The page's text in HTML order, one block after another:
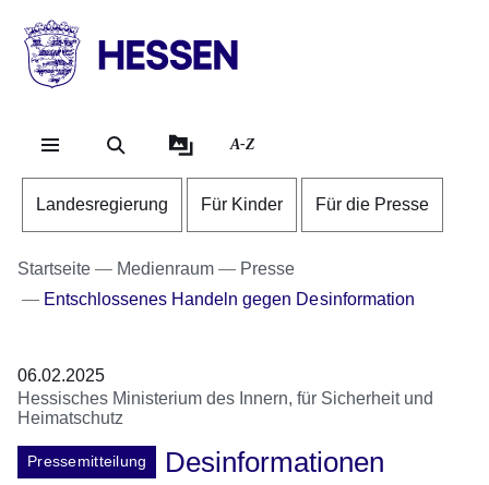
HESSEN
Landesregierung
A-Z
Landesregierung Für Kinder Für die Presse
Startseite Medienraum
Presse
Entschlossenes Handeln gegen Desinformation
06.02.2025
Hessisches Ministerium des Innern, für Sicherheit und
Heimatschutz
Pressemitteilung
Desinformationen